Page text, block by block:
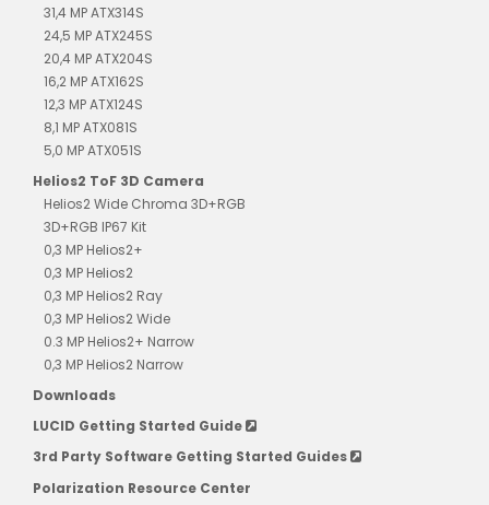
31,4 MP ATX314S
24,5 MP ATX245S
20,4 MP ATX204S
16,2 MP ATX162S
12,3 MP ATX124S
8,1 MP ATX081S
5,0 MP ATX051S
Helios2 ToF 3D Camera
Helios2 Wide Chroma 3D+RGB
3D+RGB IP67 Kit
0,3 MP Helios2+
0,3 MP Helios2
0,3 MP Helios2 Ray
0,3 MP Helios2 Wide
0.3 MP Helios2+ Narrow
0,3 MP Helios2 Narrow
Downloads
LUCID Getting Started Guide
3rd Party Software Getting Started Guides
Polarization Resource Center